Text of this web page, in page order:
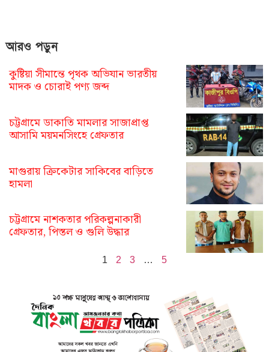
আরও পড়ুন
কুষ্টিয়া সীমান্তে পৃথক অভিযান ভারতীয়
মাদক ও চোরাই পণ্য জব্দ
চট্টগ্রামে ডাকাতি মামলার সাজাপ্রাপ্ত
আসামি ময়মনসিংহে গ্রেফতার
মাগুরায় ক্রিকেটার সাকিবের বাড়িতে
হামলা
চট্টগ্রামে নাশকতার পরিকল্পনাকারী
গ্রেফতার, পিস্তল ও গুলি উদ্ধার
1 2 3 … 5